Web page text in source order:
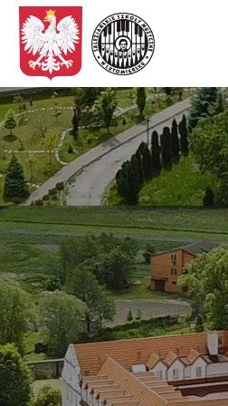
Start
O nas
Konkurs